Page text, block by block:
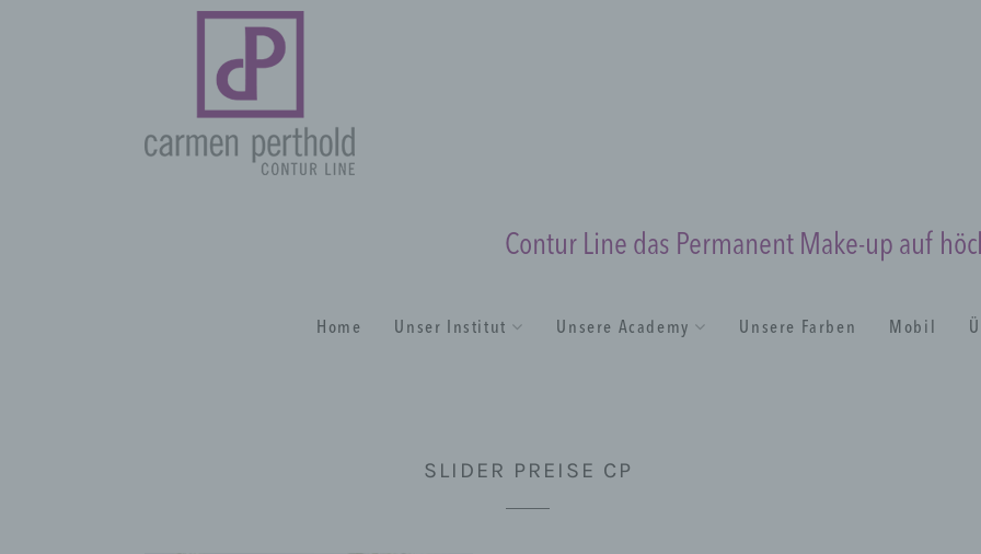
Contur Line das Permanent Make-up auf
Home Unser Institut Unsere Academy Unsere Farben Mobil
SLIDER PREISE CP